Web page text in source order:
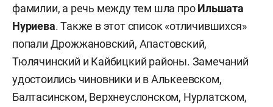
фамилии, а речь между тем шла проИльшата
Нуриева. Также в этот список «отличившихся»
попали Дрожжановский, Апастовский,
Тюлячинский и Кайбицкий районы. Замечаний
удостоились чиновники и в Алькеевском,
Балтасинском, Верхнеуслонском, Нурлатском,